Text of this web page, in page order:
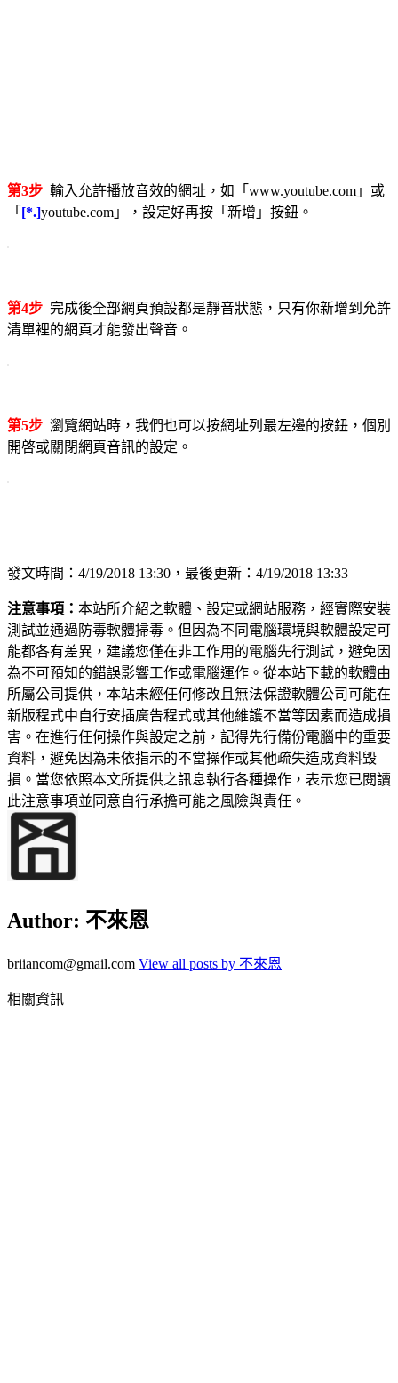
第3步 輸入允許播放音效的網址，如「www.youtube.com」或
「 [*.]youtube.com」，設定好再按「新增」按鈕。
第4步 完成後全部網頁預設都是靜音狀態，只有你新增到允許
清單裡的網頁才能發出聲音。
第5步 瀏覽網站時，我們也可以按網址列最左邊的按鈕，個別
開啓或關閉網頁音訊的設定。
發文時間：4/19/2018 13:30，最後更新：4/19/2018 13:33
注意事項： 本站所介紹之軟體、設定或網站服務，經實際安裝
測試並通過防毒軟體掃毒。但因為不同電腦環境與軟體設定可
能都各有差異，建議您僅在非工作用的電腦先行測試，避免因
為不可預知的錯誤影響工作或電腦運作。從本站下載的軟體由
所屬公司提供，本站未經任何修改且無法保證軟體公司可能在
新版程式中自行安插廣告程式或其他維護不當等因素而造成損
害。在進行任何操作與設定之前，記得先行備份電腦中的重要
資料，避免因為未依指示的不當操作或其他疏失造成資料毀
損。當您依照本文所提供之訊息執行各種操作，表示您已閱讀
此注意事項並同意自行承擔可能之風險與責任。
Author: 不來恩
briiancom@gmail.com View all posts by 不來恩
相關資訊